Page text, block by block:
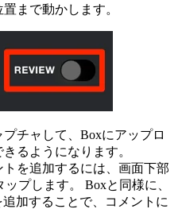
まで動かします。
チャして、Boxにアップロ
るようになります。
を追加するには、画面下部
ップします。 Boxと同様に、
加することで、コメントに